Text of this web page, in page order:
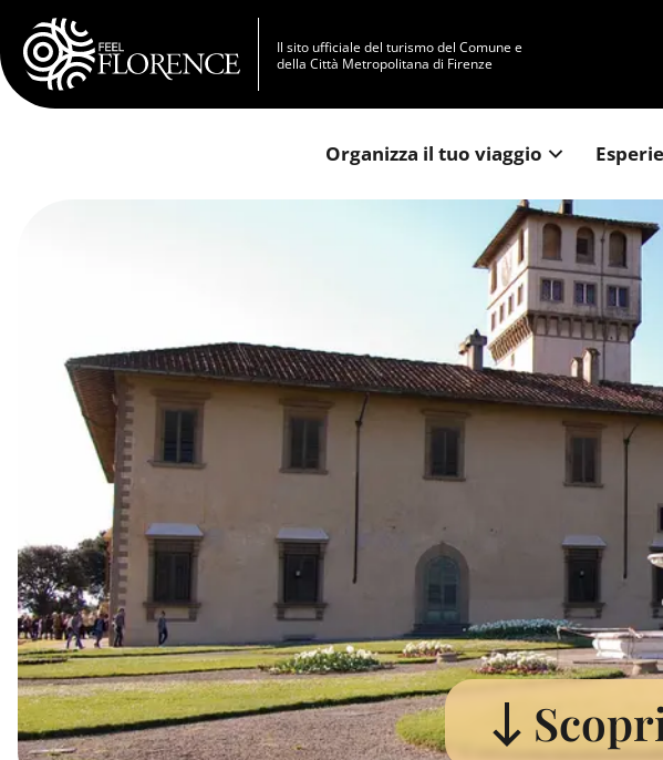
Salta al contenuto principale
Il sito ufficiale del turismo del Comune e
della Città Metropolitana di Firenze
Organizza il tuo viaggio